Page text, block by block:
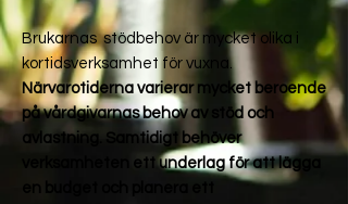
Brukarnas stödbehov är mycket olika i
kortidsverksamhet för vuxna.
Närvarotiderna varierar mycket beroende
på vårdgivarnas behov av stöd och
avlastning. Samtidigt behöver
verksamheten ett underlag för att lägga
en budget och planera ett